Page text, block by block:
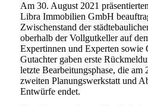
Am 30. August 2021
Libra Immobilien GmbH
Zwischenstand der
oberhalb der Vollgutkeller auf
Expertinnen und Experten sowie
Gutachter gaben erste
letzte Bearbeitungsphase, die
zweiten Planungswerkstatt und
Entwürfe endet.